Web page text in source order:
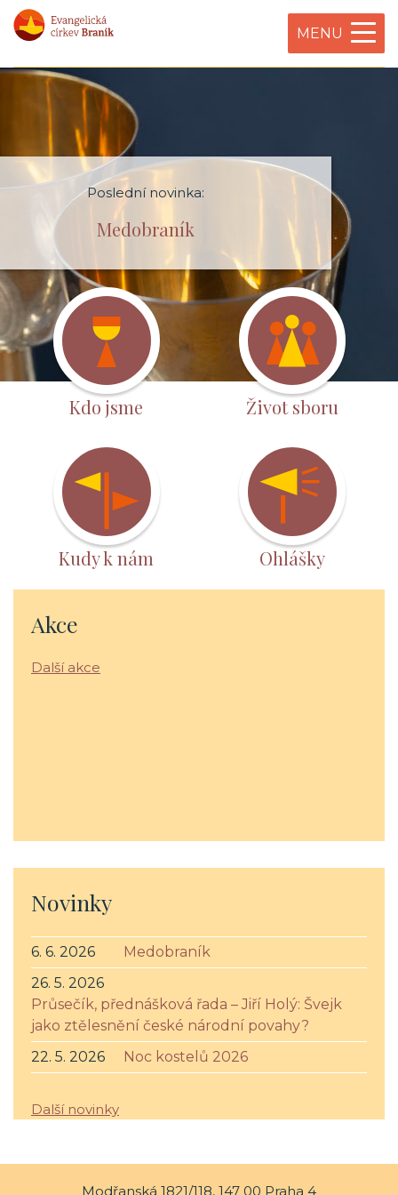
MENU
Poslední novinka:
Medobraník
Kdo jsme Život sboru
Kudy k nám Ohlášky
Akce
Další akce
Novinky
6. 6. 2026
Medobraník
26. 5. 2026
Průsečík, přednášková řada – Jiří Holý: Švejk
jako ztělesnění české národní povahy?
22. 5. 2026
Noc kostelů 2026
Další novinky
Modřanská 1821/118, 147 00 Praha 4